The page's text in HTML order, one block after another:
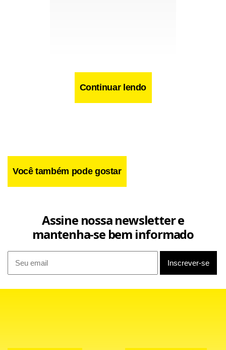
velocidade da via. EPNB também segue sem
– Saída Norte: para quem vai sentido Sobradinho e
Planaltina o tráfego pelas vias W3, Eixão e L2 é acentuado.
Continuar lendo
Você também pode gostar
Assine nossa newsletter e
mantenha-se bem informado